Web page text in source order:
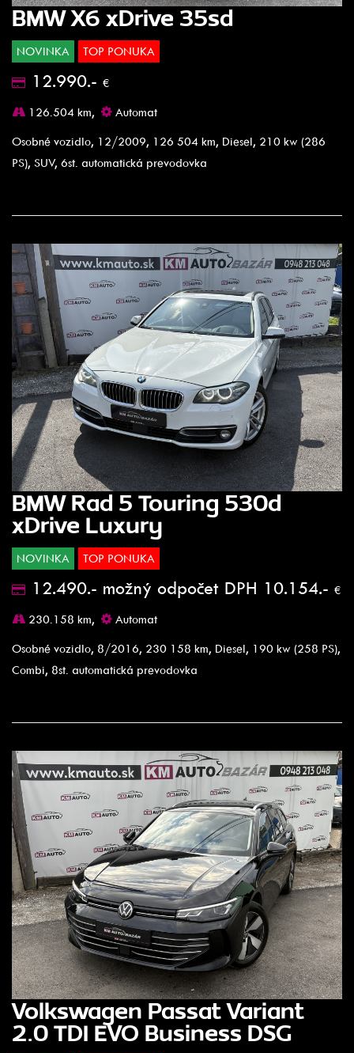
BMW X6 xDrive 35sd
NOVINKA TOP PONUKA
12.990.- €
126.504 km,
Automat
Osobné vozidlo, 12/2009, 126 504 km, Diesel, 210 kw (286
PS), SUV, 6st. automatická prevodovka
BMW Rad 5 Touring 530d
xDrive Luxury
NOVINKA TOP PONUKA
12.490.- možný odpočet DPH 10.154.- €
230.158 km,
Automat
Osobné vozidlo, 8/2016, 230 158 km, Diesel, 190 kw (258 PS),
Combi, 8st. automatická prevodovka
Volkswagen Passat Variant
2.0 TDI EVO Business DSG